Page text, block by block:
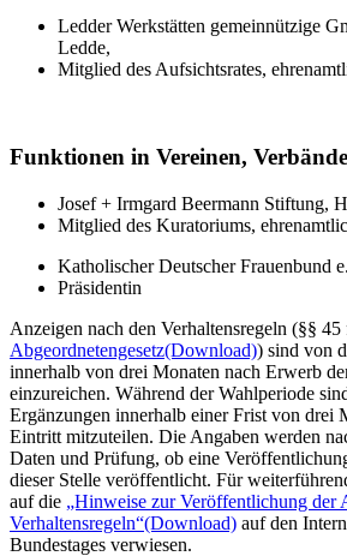
Ledder Werkstätten gemeinnützige
Ledde,
Mitglied des Aufsichtsrates,
Funktionen in Vereinen,
Josef + Irmgard Beermann Stiftung,
Mitglied des Kuratoriums,
Katholischer Deutscher Frauenbund
Präsidentin
Anzeigen nach den Verhaltensregeln (§§ 45
Abgeordnetengesetz(Download)) sind von
innerhalb von drei Monaten nach Erwerb
einzureichen. Während der Wahlperiode
Ergänzungen innerhalb einer Frist von drei
Eintritt mitzuteilen. Die Angaben werden
Daten und Prüfung, ob eine
dieser Stelle veröffentlicht. Für
auf die „Hinweise zur Veröffentlichung der
Verhaltensregeln“(Download) auf den
Bundestages verwiesen.